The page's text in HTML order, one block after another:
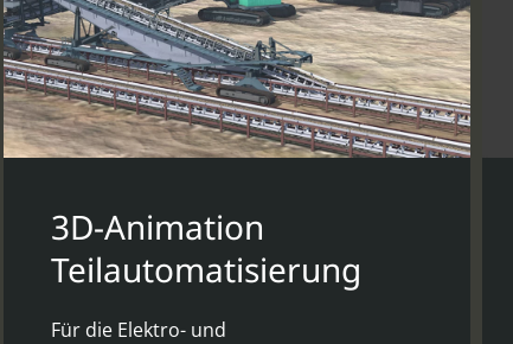
3D-Animation
Teilautomatisierung
Für die Elektro- und